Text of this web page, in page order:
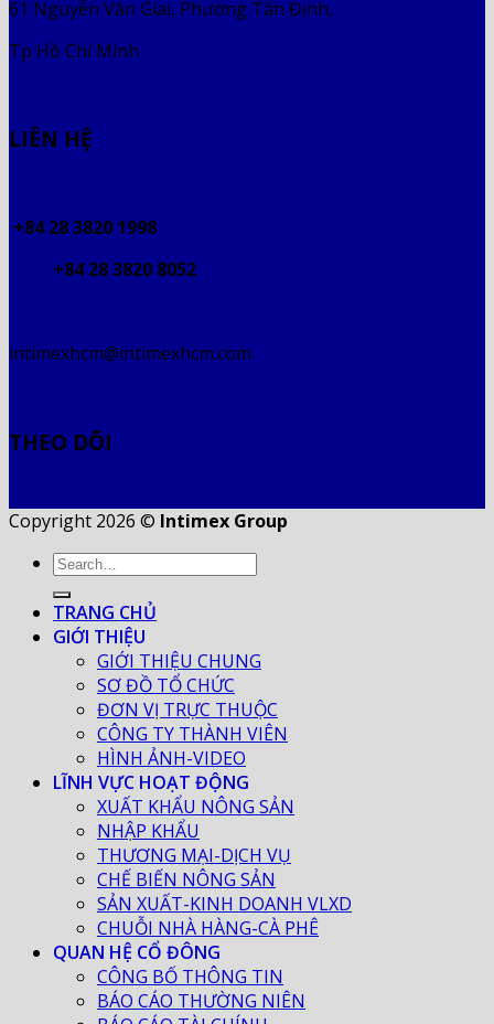
61 Nguyễn Văn Giai, Phường Tân Định,
Tp Hồ Chí Minh
LIÊN HỆ
+84 28 3820 1998
+84 28 3820 8052
intimexhcm@intimexhcm.com
THEO DÕI
Copyright 2026 © Intimex Group
TRANG CHỦ
GIỚI THIỆU
GIỚI THIỆU CHUNG
SƠ ĐỒ TỔ CHỨC
ĐƠN VỊ TRỰC THUỘC
CÔNG TY THÀNH VIÊN
HÌNH ẢNH-VIDEO
LĨNH VỰC HOẠT ĐỘNG
XUẤT KHẨU NÔNG SẢN
NHẬP KHẨU
THƯƠNG MẠI-DỊCH VỤ
CHẾ BIẾN NÔNG SẢN
SẢN XUẤT-KINH DOANH VLXD
CHUỖI NHÀ HÀNG-CÀ PHÊ
QUAN HỆ CỔ ĐÔNG
CÔNG BỐ THÔNG TIN
BÁO CÁO THƯỜNG NIÊN